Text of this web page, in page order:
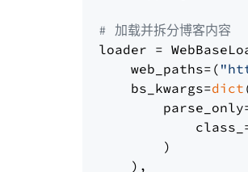
# 加载并拆分博客内容
loader =
    web_paths=(
    bs_kwargs=
dict
        )
    ),